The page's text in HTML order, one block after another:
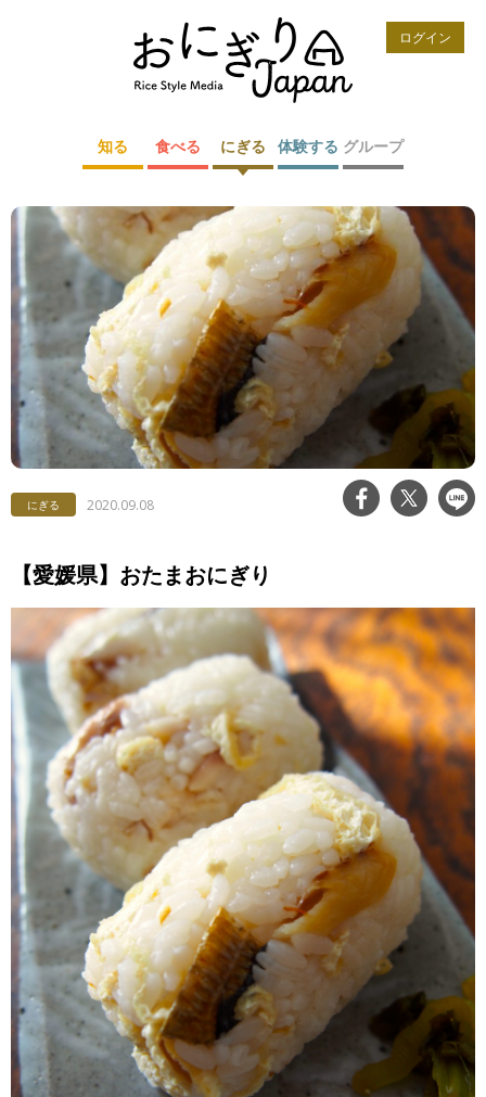
ログイン
知る 食べる にぎる 体験する グループ
にぎる 2020.09.08
【愛媛県】おたまおにぎり